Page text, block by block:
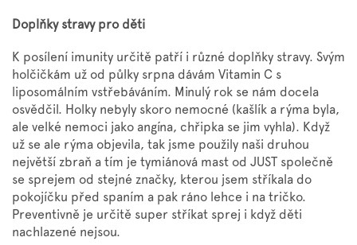
Doplňky stravy pro děti
K posílení imunity určitě patří i různé doplňky stravy. Svým
holčičkám už od půlky srpna dávám Vitamin C s
liposomálním vstřebáváním. Minulý rok se nám docela
osvědčil. Holky nebyly skoro nemocné (kašlík a rýma byla,
ale velké nemoci jako angína, chřipka se jim vyhla). Když
už se ale rýma objevila, tak jsme použily naši druhou
největší zbraň a tím je tymiánová mast od JUST společně
se sprejem od stejné značky, kterou jsem stříkala do
pokojíčku před spaním a pak ráno lehce i na tričko.
Preventivně je určitě super stříkat sprej i když děti
nachlazené nejsou.